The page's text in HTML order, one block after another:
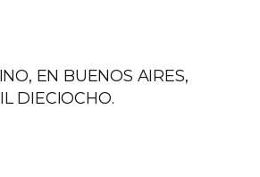
EN BUENOS AIRES,
DIECIOCHO.